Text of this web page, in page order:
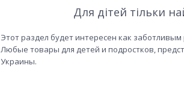
Для дітей тільки
Этот раздел будет интересен как
Любые товары для детей и подростков,
Украины.